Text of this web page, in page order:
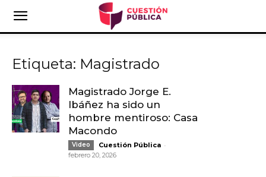
Etiqueta: Magistrado
Magistrado Jorge E.
Ibáñez ha sido un
hombre mentiroso: Casa
Macondo
Video Cuestión Pública -
febrero 20, 2026